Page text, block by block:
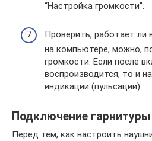
“Настройка громкости”.
Проверить, работает ли
на компьютере, можно,
громкости. Если после
воспроизводится, то и
индикации (пульсации).
Подключение
Перед тем, как настроить